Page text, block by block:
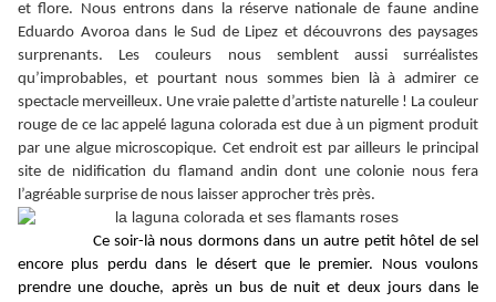
et flore. Nous entrons dans la réserve nationale de faune andine
Eduardo Avoroa dans le Sud de Lipez et découvrons des paysages
surprenants. Les couleurs nous semblent aussi surréalistes
qu’improbables, et pourtant nous sommes bien là à admirer ce
spectacle merveilleux. Une vraie palette d’artiste naturelle ! La couleur
rouge de ce lac appelé laguna colorada est due à un pigment produit
par une algue microscopique. Cet endroit est par ailleurs le principal
site de nidification du flamand andin dont une colonie nous fera
l’agréable surprise de nous laisser approcher très près.
Ce soir-là nous dormons dans un autre petit hôtel de sel
encore plus perdu dans le désert que le premier. Nous voulons
prendre une douche, après un bus de nuit et deux jours dans le